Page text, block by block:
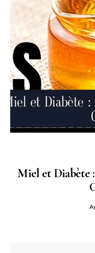
Miel et Diabète